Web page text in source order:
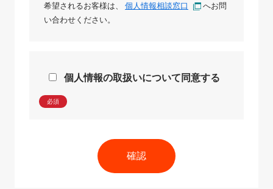
希望されるお客様は、 個人情報相談窓口
へお問
い合わせください。
個人情報の取扱いについて同意する
必須